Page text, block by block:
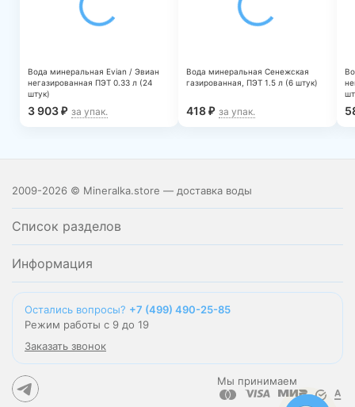
Вода минеральная Evian / Эвиан
негазированная ПЭТ 0.33 л (24
штук)
3 903₽ за упак.
Вода минеральная Сенежская
газированная, ПЭТ 1.5 л (6 штук)
418₽ за упак.
2009-2026 © Mineralka.store — доставка воды
Список разделов
Информация
Остались вопросы? +7 (499) 490-25-85
Режим работы с 9 до 19
Заказать звонок
Мы принимаем